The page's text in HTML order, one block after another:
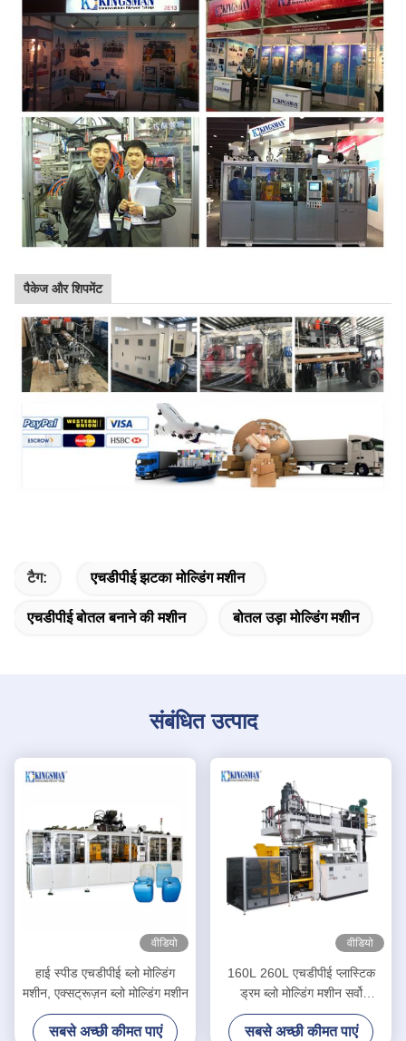
पैकेज और शिपमेंट
टैग: एचडीपीई झटका मोल्डिंग मशीन
एचडीपीई बोतल बनाने की मशीन बोतल उड़ा मोल्डिंग मशीन
संबंधित उत्पाद
वीडियो
हाई स्पीड एचडीपीई ब्लो मोल्डिंग
मशीन, एक्सट्रूज़न ब्लो मोल्डिंग मशीन
सबसे अच्छी कीमत पाएं
वीडियो
160L 260L एचडीपीई प्लास्टिक
ड्रम ब्लो मोल्डिंग मशीन सर्वो
हाइड्रोलिक सिस्टम
सबसे अच्छी कीमत पाएं